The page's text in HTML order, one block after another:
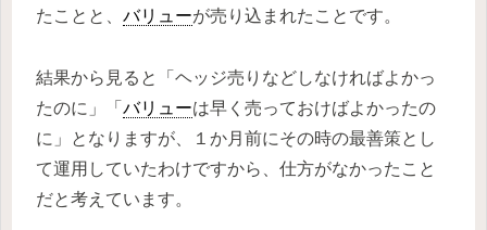
たことと、 バリューが売り込まれたことです。
結果から見ると「ヘッジ売りなどしなければよかっ
たのに」「 バリューは早く売っておけばよかったの
に」となりますが、１か月前にその時の最善策とし
て運用していたわけですから、仕方がなかったこと
だと考えています。